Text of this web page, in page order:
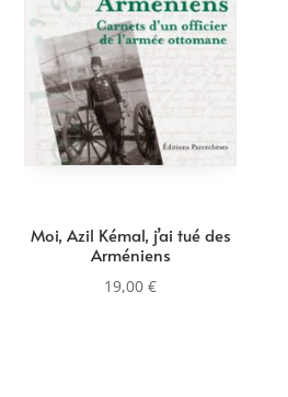
Moi, Azil Kémal, j’ai tué des
Arméniens
19,00€